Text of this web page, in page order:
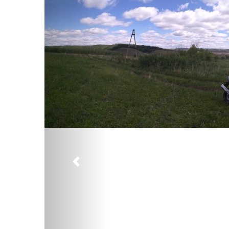
Предыдущий